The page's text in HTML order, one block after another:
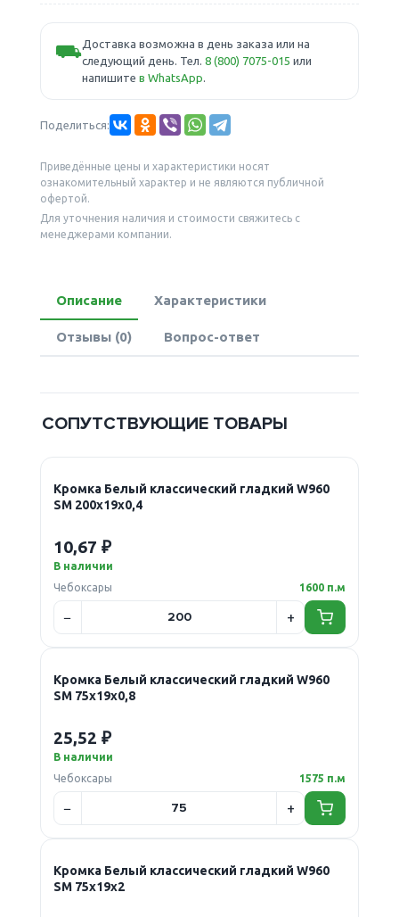
⛟Доставка возможна в день заказа или на
следующий день. Тел. 8 (800) 7075-015 или
напишите в WhatsApp.
Поделиться:
Приведённые цены и характеристики носят
ознакомительный характер и не являются публичной
офертой.
Для уточнения наличия и стоимости свяжитесь с
менеджерами компании.
Описание Характеристики
Отзывы (0) Вопрос-ответ
СОПУТСТВУЮЩИЕ ТОВАРЫ
Кромка Белый классический гладкий W960
SM 200х19х0,4
10,67 ₽
В наличии
Чебоксары
1600 п.м
Кромка Белый классический гладкий W960
SM 75х19х0,8
25,52 ₽
В наличии
Чебоксары
1575 п.м
Кромка Белый классический гладкий W960
SM 75х19х2